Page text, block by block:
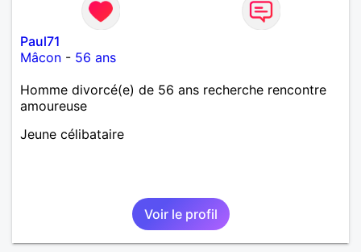
Paul71
Mâcon - 56 ans
Homme divorcé(e) de 56 ans recherche rencontre
amoureuse
Jeune célibataire
Voir le profil